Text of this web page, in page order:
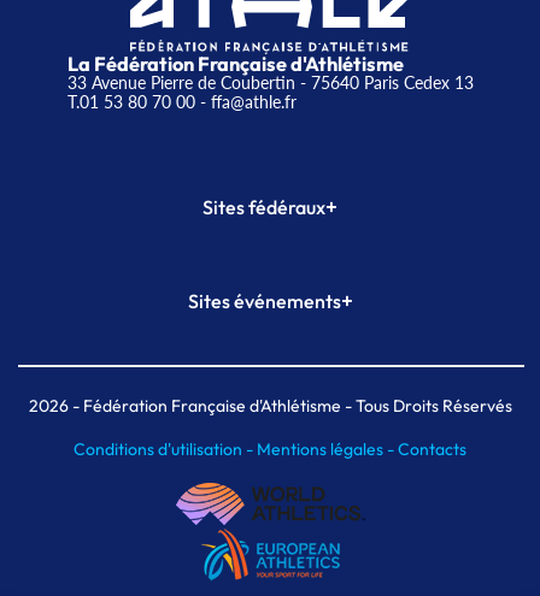
La Fédération Française d'Athlétisme
33 Avenue Pierre de Coubertin - 75640 Paris Cedex 13
T.01 53 80 70 00- ffa@athle.fr
Sites fédéraux+
Plateforme Formation
Sites événements+
Meeting de Paris indoor
MAIF Ekiden de Paris
2026- Fédération Française d'Athlétisme - Tous Droits Réservés
Conditions d'utilisation - Mentions légales -Contacts